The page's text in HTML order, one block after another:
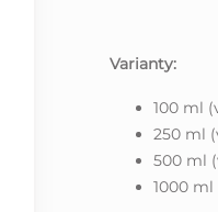
Varianty:
100 ml
250 ml
500 ml
1000 ml